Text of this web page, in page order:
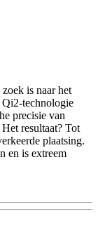
is naar het
technologie
precisie van
resultaat? Tot
plaatsing.
en is extreem